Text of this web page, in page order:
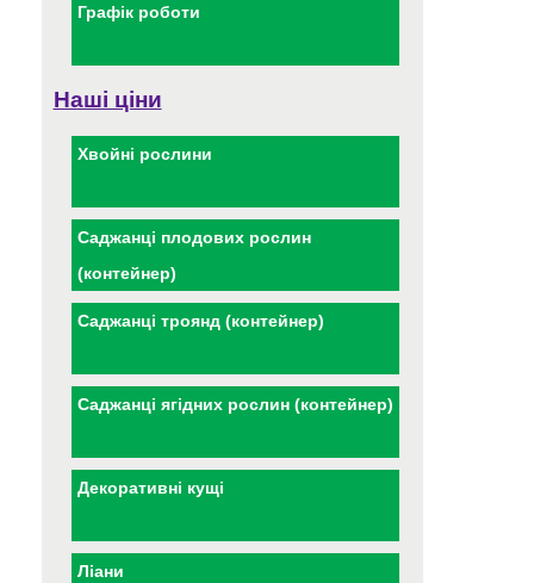
Графік роботи
Наші ціни
Хвойні рослини
Саджанці плодових рослин
(контейнер)
Саджанці троянд (контейнер)
Саджанці ягідних рослин (контейнер)
Декоративні кущі
Ліани